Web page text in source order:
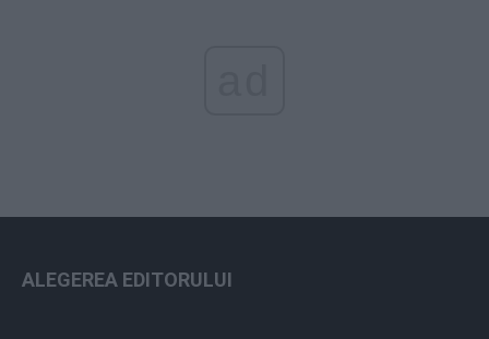
ALEGEREA EDITORULUI